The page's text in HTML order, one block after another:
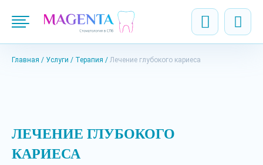
Главная Услуги Терапия Лечение глубокого кариеса
ЛЕЧЕНИЕ ГЛУБОКОГО
КАРИЕСА